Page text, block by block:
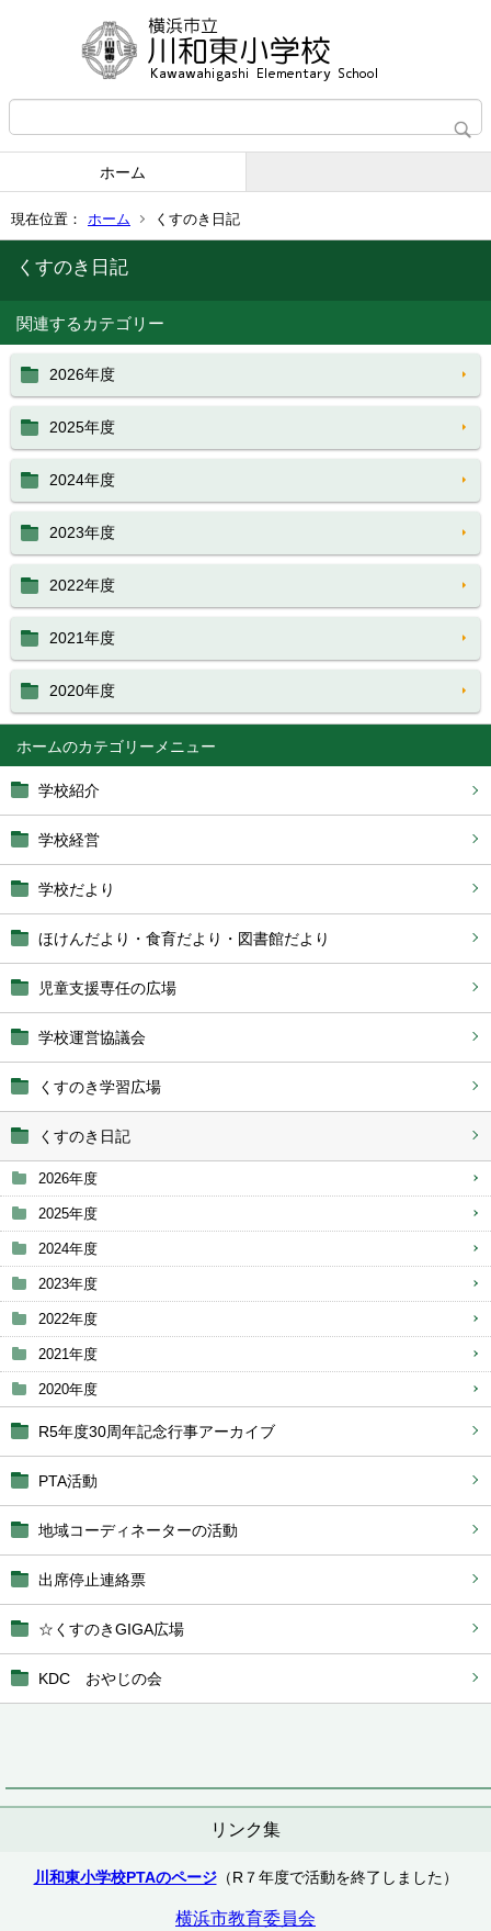
ホーム
現在位置： ホーム くすのき日記
ホーム
学校紹介
学校経営
学校だより
ほけんだより・食育だより・図書館だより
児童支援専任の広場
学校運営協議会
くすのき学習広場
くすのき日記
2026年度
2025年度
2024年度
2023年度
2022年度
2021年度
2020年度
R5年度30周年記念行事アーカイブ
PTA活動
地域コーディネーターの活動
出席停止連絡票
☆くすのきGIGA広場
KDC おやじの会
リンク集
川和東小学校PTAのページ（R７年度で活動を終了しました）
横浜市教育委員会
くすのき日記
関連するカテゴリー
2026年度
2025年度
2024年度
2023年度
2022年度
2021年度
2020年度